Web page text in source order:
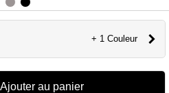
+ 1 Couleur
Ajouter au panier